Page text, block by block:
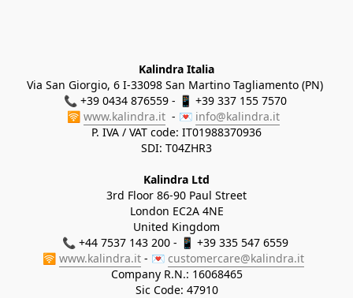
Kalindra Italia
Via San Giorgio, 6 I-33098 San Martino Tagliamento (PN)
📞 +39 0434 876559 - 📱 +39 337 155 7570
🛜 www.kalindra.it
  - 💌
info@kalindra.it
P. IVA / VAT code: IT01988370936
SDI: T04ZHR3
Kalindra Ltd
3rd Floor 86-90 Paul Street
London EC2A 4NE
United Kingdom
📞 +44 7537 143 200 - 📱 +39 335 547 6559
🛜 www.kalindra.it - 💌 customercare@kalindra.it
Company R.N.: 16068465
Sic Code: 47910